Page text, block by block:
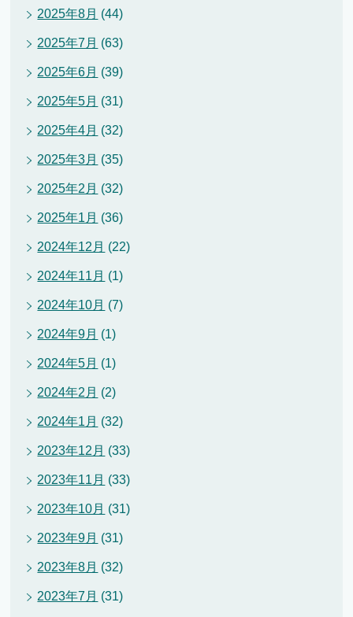
2025年8月 (44)
2025年7月 (63)
2025年6月 (39)
2025年5月 (31)
2025年4月 (32)
2025年3月 (35)
2025年2月 (32)
2025年1月 (36)
2024年12月 (22)
2024年11月 (1)
2024年10月 (7)
2024年9月 (1)
2024年5月 (1)
2024年2月 (2)
2024年1月 (32)
2023年12月 (33)
2023年11月 (33)
2023年10月 (31)
2023年9月 (31)
2023年8月 (32)
2023年7月 (31)